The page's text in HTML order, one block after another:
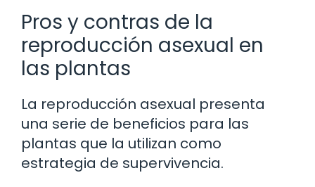
Pros y contras de la
reproducción asexual en
las plantas
La reproducción asexual presenta
una serie de beneficios para las
plantas que la utilizan como
estrategia de supervivencia.